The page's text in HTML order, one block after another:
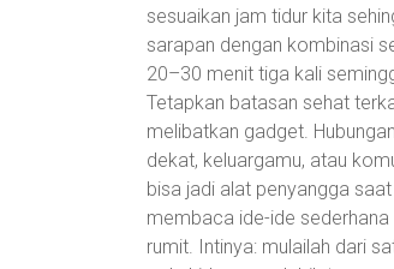
sesuaikan jam tidur kita
sarapan dengan kombinasi
20–30 menit tiga kali
Tetapkan batasan sehat
melibatkan gadget.
dekat, keluargamu, atau
bisa jadi alat penyangga
membaca ide-ide sederhana
rumit. Intinya: mulailah dari